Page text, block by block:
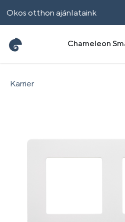
Okos otthon ajánlataink
Vállalkozásoknak
UpHome
Karrier
Chameleon